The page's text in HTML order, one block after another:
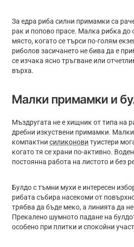
За едра риба силни примамки са
рак и попово прасе. Малка рибка
място, когато се търси по-голям
риболов засичането не бива да е
се изчака ясно тръгване или
върха.
Малки примамки и
Мъздругата не е хищник от типа на
дребни изкуствени примамки.
компактни силиконови туистери
когато тя се храни по-активно.
постоянна работа на листото и без
Булдо с тъмни мухи е интересен
рибата събира насекоми от
трябва да бъде меко, а линията да
Прекалено шумното падане на
особено при плитки и спокойни